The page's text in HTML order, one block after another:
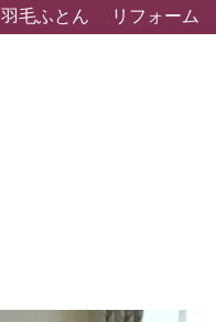
羽毛ふとん リフォーム